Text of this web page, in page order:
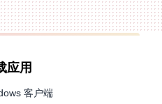
应用
客户端